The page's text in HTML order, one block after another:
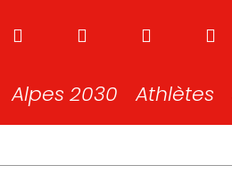
Alpes 2030 Athlètes